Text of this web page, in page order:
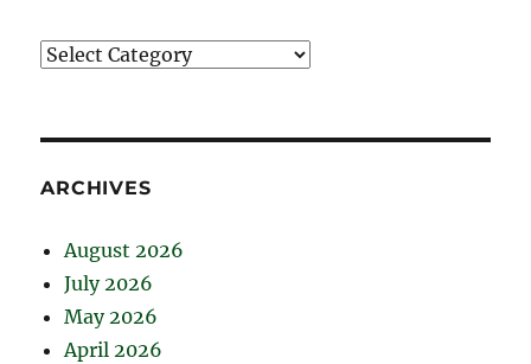
Catégories
ARCHIVES
August 2026
July 2026
May 2026
April 2026